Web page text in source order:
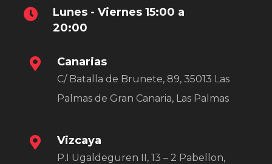
Lunes - Viernes 15:00 a
20:00
Canarias
C/ Batalla de Brunete, 89, 35013 Las
Palmas de Gran Canaria, Las Palmas
Vizcaya
P.I Ugaldeguren II, 13 – 2 Pabellon,